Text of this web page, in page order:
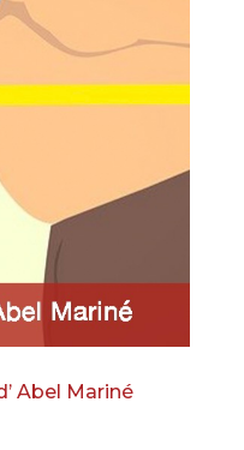
Abel Mariné